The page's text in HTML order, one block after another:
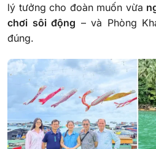
lý tưởng cho đoàn muốn vừa
chơi sôi động – và Phòng
đúng.